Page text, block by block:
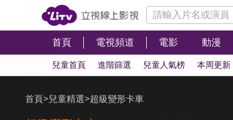
首頁 電視頻道 電影 動漫
兒童首頁 進階篩選 兒童人氣榜 本周更新
首頁>兒童精選>超級變形卡車